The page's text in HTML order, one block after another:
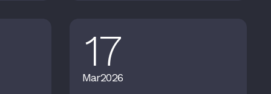
17
Mar2026